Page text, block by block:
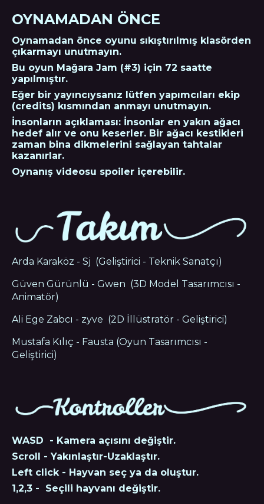
OYNAMADAN ÖNCE
Oynamadan önce oyunu sıkıştırılmış klasörden
çıkarmayı unutmayın.
Bu oyun Mağara Jam (#3) için 72 saatte
yapılmıştır.
Eğer bir yayıncıysanız lütfen yapımcıları ekip
(credits) kısmından anmayı unutmayın.
İnsonların açıklaması: İnsonlar en yakın ağacı
hedef alır ve onu keserler. Bir ağacı kestikleri
zaman bina dikmelerini sağlayan tahtalar
kazanırlar.
Oynanış videosu spoiler içerebilir.
Arda Karaköz - Sj (Geliştirici - Teknik Sanatçı)
Güven Gürünlü - Gwen (3D Model Tasarımcısı -
Animatör)
Ali Ege Zabcı - zyve (2D İllüstratör - Geliştirici)
Mustafa Kılıç - Fausta (Oyun Tasarımcısı -
Geliştirici)
WASD - Kamera açısını değiştir.
Scroll - Yakınlaştır-Uzaklaştır.
Left click - Hayvan seç ya da oluştur.
1,2,3 - Seçili hayvanı değiştir.